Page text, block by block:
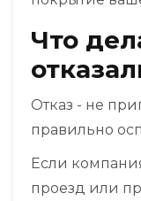
Что
Отказ - не
правильно
Если
проезд или